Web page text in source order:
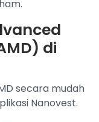
di
secara mudah
Nanovest.